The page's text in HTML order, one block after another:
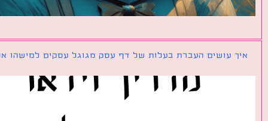
עושים העברת בעלות של דף עסק מגוגל עסקים למישהו אחר?